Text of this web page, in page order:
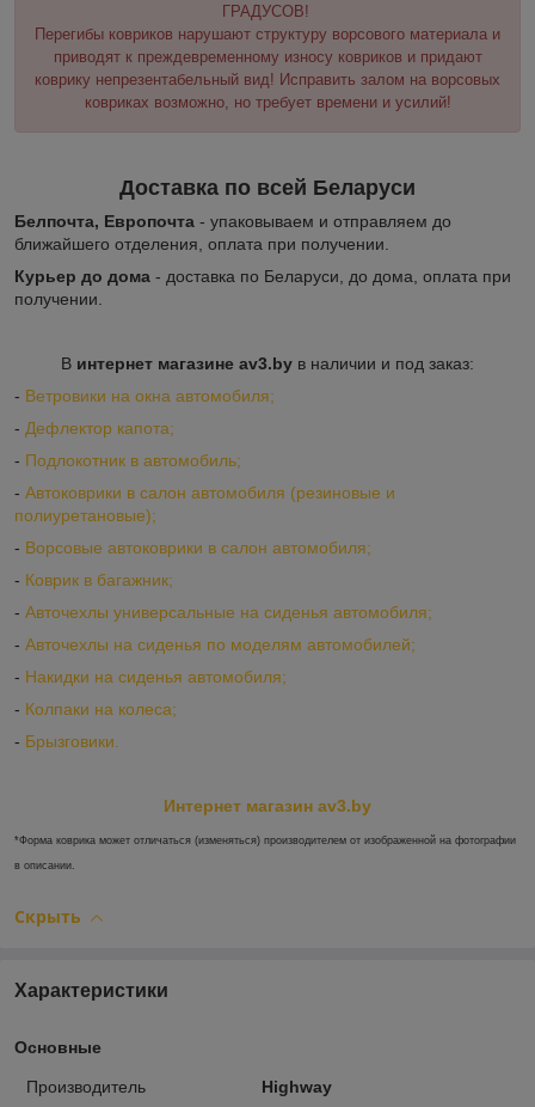
ГРАДУСОВ!
Перегибы ковриков нарушают структуру ворсового материала и
приводят к преждевременному износу ковриков и придают
коврику непрезентабельный вид! Исправить залом на ворсовых
ковриках возможно, но требует времени и усилий!
Доставка по всей Беларуси
Белпочта, Европочта - упаковываем и отправляем до
ближайшего отделения, оплата при получении.
Курьер до дома - доставка по Беларуси, до дома, оплата при
получении.
В интернет магазине av3.by в наличии и под заказ:
- Ветровики на окна автомобиля;
- Дефлектор капота;
- Подлокотник в автомобиль;
- Автоковрики в салон автомобиля (резиновые и
полиуретановые);
- Ворсовые автоковрики в салон автомобиля;
- Коврик в багажник;
- Авточехлы универсальные на сиденья автомобиля;
- Авточехлы на сиденья по моделям автомобилей;
- Накидки на сиденья автомобиля;
- Колпаки на колеса;
- Брызговики.
Интернет магазин av3.by
*Форма коврика может отличаться (изменяться) производителем от изображенной на фотографии
в описании.
Скрыть
Характеристики
Основные
Производитель
Highway